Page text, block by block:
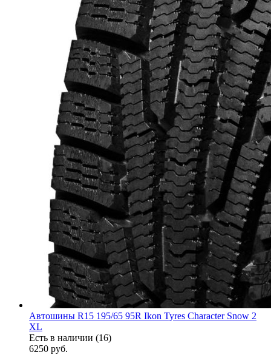
Автошины R15 195/65 95R Ikon Tyres Character Snow 2
XL
Есть в наличии (16)
6250 руб.